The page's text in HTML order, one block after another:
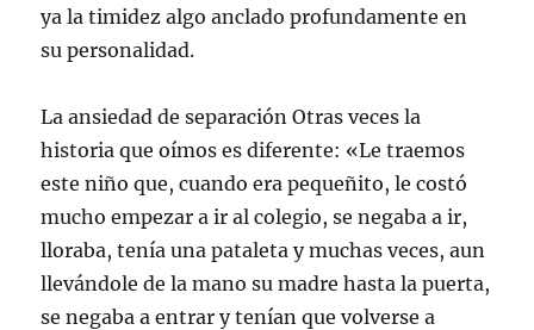
ya la timidez algo anclado profundamente en
su personalidad.
La ansiedad de separación Otras veces la
historia que oímos es diferente: «Le traemos
este niño que, cuando era pequeñito, le costó
mucho empezar a ir al colegio, se negaba a ir,
lloraba, tenía una pataleta y muchas veces, aun
llevándole de la mano su madre hasta la puerta,
se negaba a entrar y tenían que volverse a